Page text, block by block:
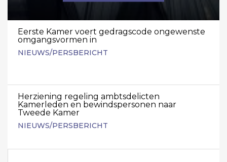
Eerste Kamer voert gedragscode ongewenste
omgangsvormen in
NIEUWS/PERSBERICHT
Herziening regeling ambtsdelicten
Kamerleden en bewindspersonen naar
Tweede Kamer
NIEUWS/PERSBERICHT